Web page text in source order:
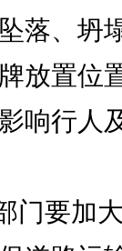
落、坍
放置位
响行人
要加大